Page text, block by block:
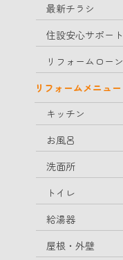
最新チラシ
住設安心サポート
リフォームローン
リフォームメニュー
キッチン
お風呂
洗面所
トイレ
給湯器
屋根・外壁